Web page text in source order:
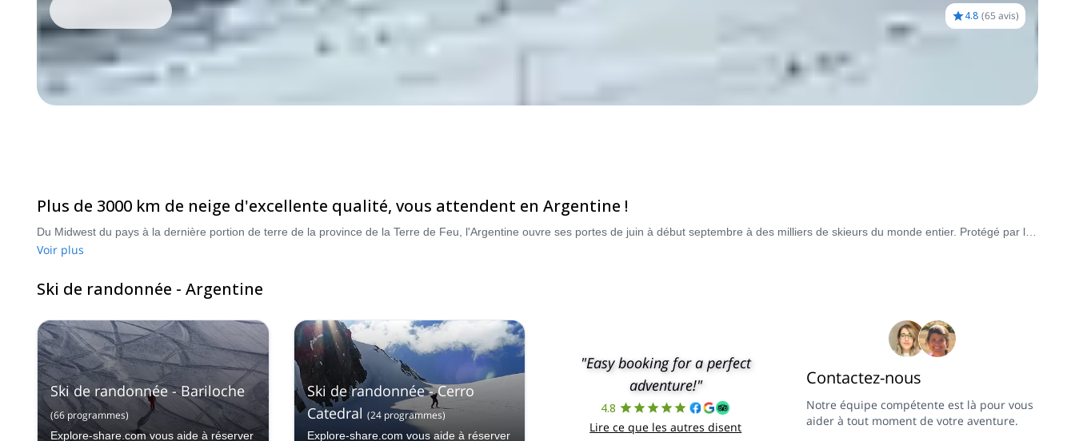
4.8 (65 avis)
Plus de 3000 km de neige d'excellente qualité, vous attendent en Argentine !
Voir plus
Ski de randonnée - Argentine
Ski de randonnée - Bariloche
(66programmes)
Explore-share.com vous aide à réserver
Ski de randonnée - Cerro
Catedral (24 programmes)
Explore-share.com vous aide à réserver
"Easy booking for a perfect
adventure!"
4.8
Lire ce que les autres disent
Contactez-nous
Notre équipe compétente est là pour vous
aider à tout moment de votre aventure.